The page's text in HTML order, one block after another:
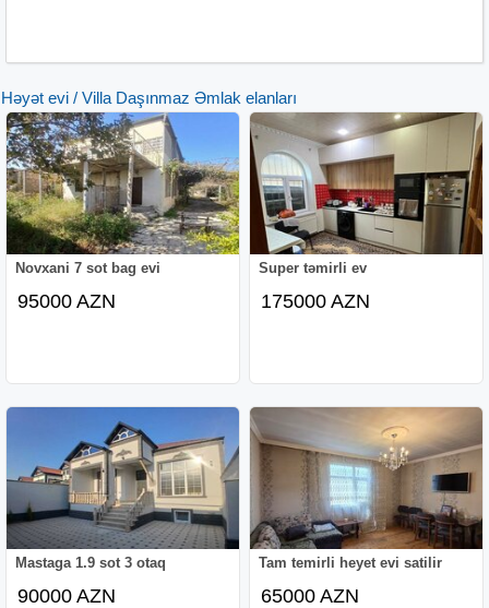
Həyət evi / Villa Daşınmaz Əmlak elanları
Novxani 7 sot bag evi
95000 AZN
Super təmirli ev
175000 AZN
Mastaga 1.9 sot 3 otaq
90000 AZN
Tam temirli heyet evi satilir
65000 AZN